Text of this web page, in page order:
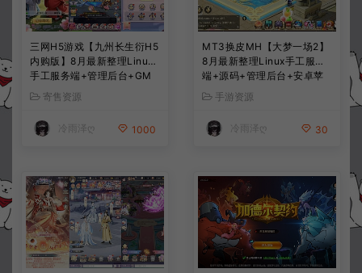
三网H5游戏【九州长生衍H5
内购版】8月最新整理Linux
手工服务端+管理后台+GM
授权后台+简易安卓客户端
+详细搭建教程+视频教程
寄售资源
冷雨泽ღ 1000
MT3换皮MH【大梦一场2】
8月最新整理Linux手工服务
端+源码+管理后台+安卓苹
果双端+详细搭建教程+视频
教程
手游资源
冷雨泽ღ 30